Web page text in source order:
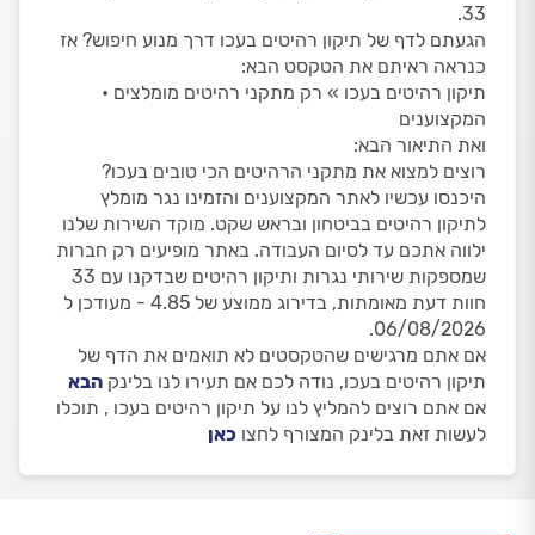
33.
הגעתם לדף של תיקון רהיטים בעכו דרך מנוע חיפוש? אז
כנראה ראיתם את הטקסט הבא:
תיקון רהיטים בעכו » רק מתקני רהיטים מומלצים •
המקצוענים
ואת התיאור הבא:
רוצים למצוא את מתקני הרהיטים הכי טובים בעכו?
היכנסו עכשיו לאתר המקצוענים והזמינו נגר מומלץ
לתיקון רהיטים בביטחון ובראש שקט. מוקד השירות שלנו
ילווה אתכם עד לסיום העבודה. באתר מופיעים רק חברות
שמספקות שירותי נגרות ותיקון רהיטים שבדקנו עם 33
חוות דעת מאומתות, בדירוג ממוצע של 4.85 - מעודכן ל
06/08/2026.
אם אתם מרגישים שהטקסטים לא תואמים את הדף של
תיקון רהיטים בעכו, נודה לכם אם תעירו לנו בלינק הבא
אם אתם רוצים להמליץ לנו על תיקון רהיטים בעכו , תוכלו
לעשות זאת בלינק המצורף לחצו כאן